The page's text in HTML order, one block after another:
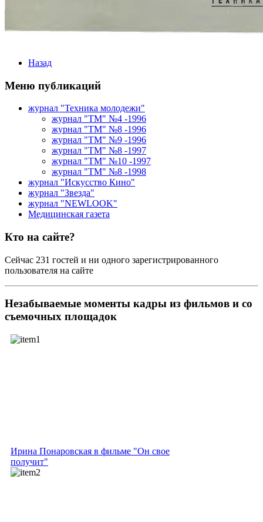
Назад
Меню публикаций
журнал "Техника молодежи"
журнал "ТМ" №4 -1996
журнал "ТМ" №8 -1996
журнал "ТМ" №9 -1996
журнал "ТМ" №8 -1997
журнал "ТМ" №10 -1997
журнал "ТМ" №8 -1998
журнал "Искусство Кино"
журнал "Звезда"
журнал "NEWLOOK"
Медицинская газета
Кто на сайте?
Сейчас 231 гостей и ни одного зарегистрированного
пользователя на сайте
Незабываемые моменты кадры из фильмов и со
съемочных площадок
Ирина Понаровская в фильме "Он свое
получит"